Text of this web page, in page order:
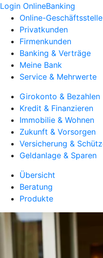
Login OnlineBanking
Online-Geschäftsstelle
Privatkunden
Firmenkunden
Banking & Verträge
Meine Bank
Service & Mehrwerte
Girokonto & Bezahlen
Kredit & Finanzieren
Immobilie & Wohnen
Zukunft & Vorsorgen
Versicherung &
Geldanlage & Sparen
Übersicht
Beratung
Produkte